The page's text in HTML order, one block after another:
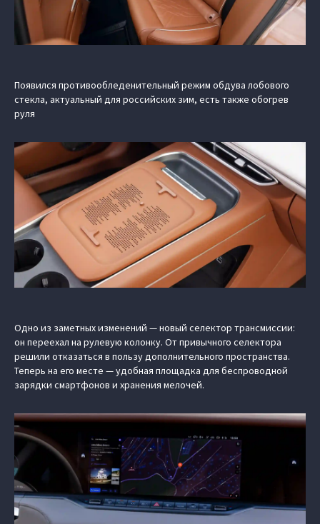
Появился противообледенительный режим обдува лобового
стекла, актуальный для российских зим, есть также обогрев
руля
Одно из заметных изменений — новый селектор трансмиссии:
он переехал на рулевую колонку. От привычного селектора
решили отказаться в пользу дополнительного пространства.
Теперь на его месте — удобная площадка для беспроводной
зарядки смартфонов и хранения мелочей.